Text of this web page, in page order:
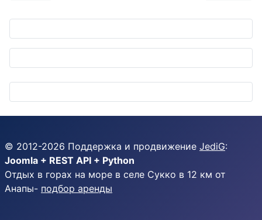
© 2012-2026 Поддержка и продвижение JediG:
Joomla + REST API + Python
Отдых в горах на море в селе Сукко в 12 км от
Анапы- подбор аренды